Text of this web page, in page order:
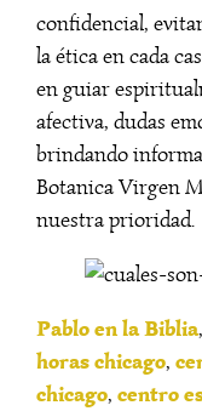
confidencial,
la ética en cada
en guiar
afectiva, dudas
brindando
Botanica Virgen
nuestra prioridad.
Pablo en la Biblia
horas chicago,
chicago, centro